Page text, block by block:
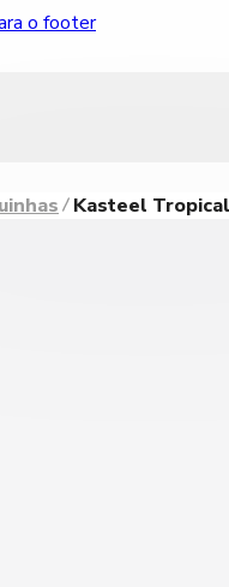
o footer
Kasteel